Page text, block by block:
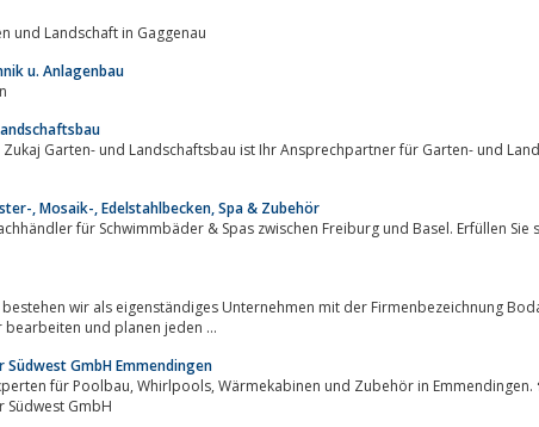
und Landschaft in Gaggenau
u. Anlagenbau
Garten- und Landschaftsbau ist Ihr Ansprechpartner für Garten- und
, Mosaik-, Edelstahlbecken, Spa & Zubehör
für Schwimmbäder & Spas zwischen Freiburg und Basel. Erfüllen Sie
bestehen wir als eigenständiges Unternehmen mit der Firmenbezeichnung
bearbeiten und planen jeden ...
Südwest GmbH Emmendingen
und Zubehör in Emmendingen. ☎ 07641 962 19 37
Südwest GmbH